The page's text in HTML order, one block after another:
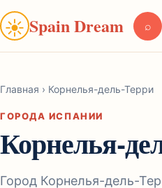
☀Spain Dream ⌕
Главная › Корнелья-дель-Терри
ГОРОДА ИСПАНИИ
Корнелья-
Город Корнелья-дель-